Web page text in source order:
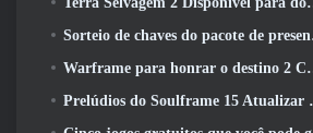
Sorteio de chaves do pacote de presente Crystal Saga Nova
Warframe para honrar o destino 2 Com atividade e título especiais no jogo
Prelúdios do Soulframe 15 Atualizar saque e pesca de retrabalhos